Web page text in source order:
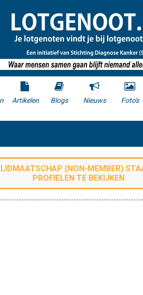
Artikelen Blogs Nieuws Foto's
(NON-MEMBER)
PROFIELEN TE BEKIJKEN